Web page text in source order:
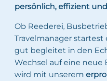
persönlich, effizient
Ob Reederei,
Travelmanager
gut begleitet in den
Wechsel auf eine neue
wird mit unserem